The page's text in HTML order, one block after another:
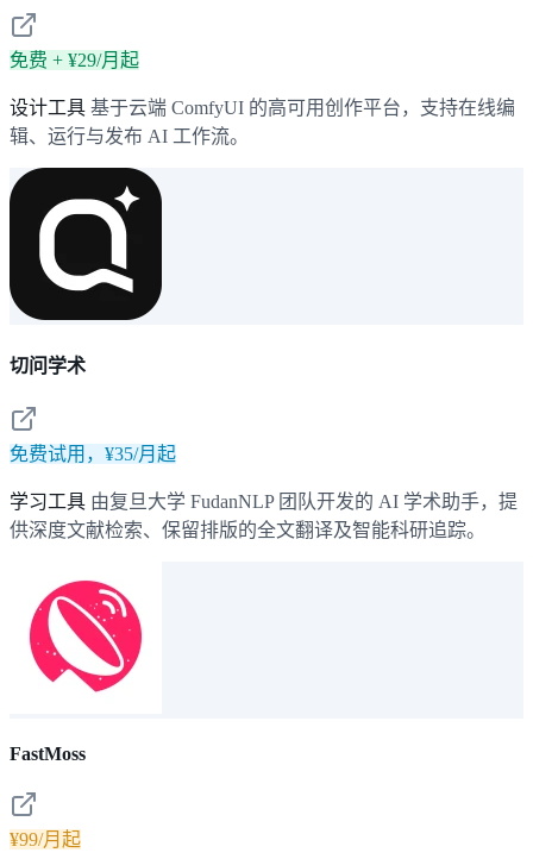
免费 + ¥29/月起
设计工具 基于云端 ComfyUI 的高可用创作平台，支持在线编
辑、运行与发布 AI 工作流。
切问学术
免费试用，¥35/月起
学习工具 由复旦大学 FudanNLP 团队开发的 AI 学术助手，提
供深度文献检索、保留排版的全文翻译及智能科研追踪。
FastMoss
¥99/月起